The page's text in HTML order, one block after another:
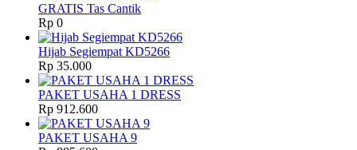
GRATIS Tas Cantik
Rp 0
Hijab Segiempat KD5266
Rp 35.000
PAKET USAHA 1 DRESS
Rp 912.600
PAKET USAHA 9